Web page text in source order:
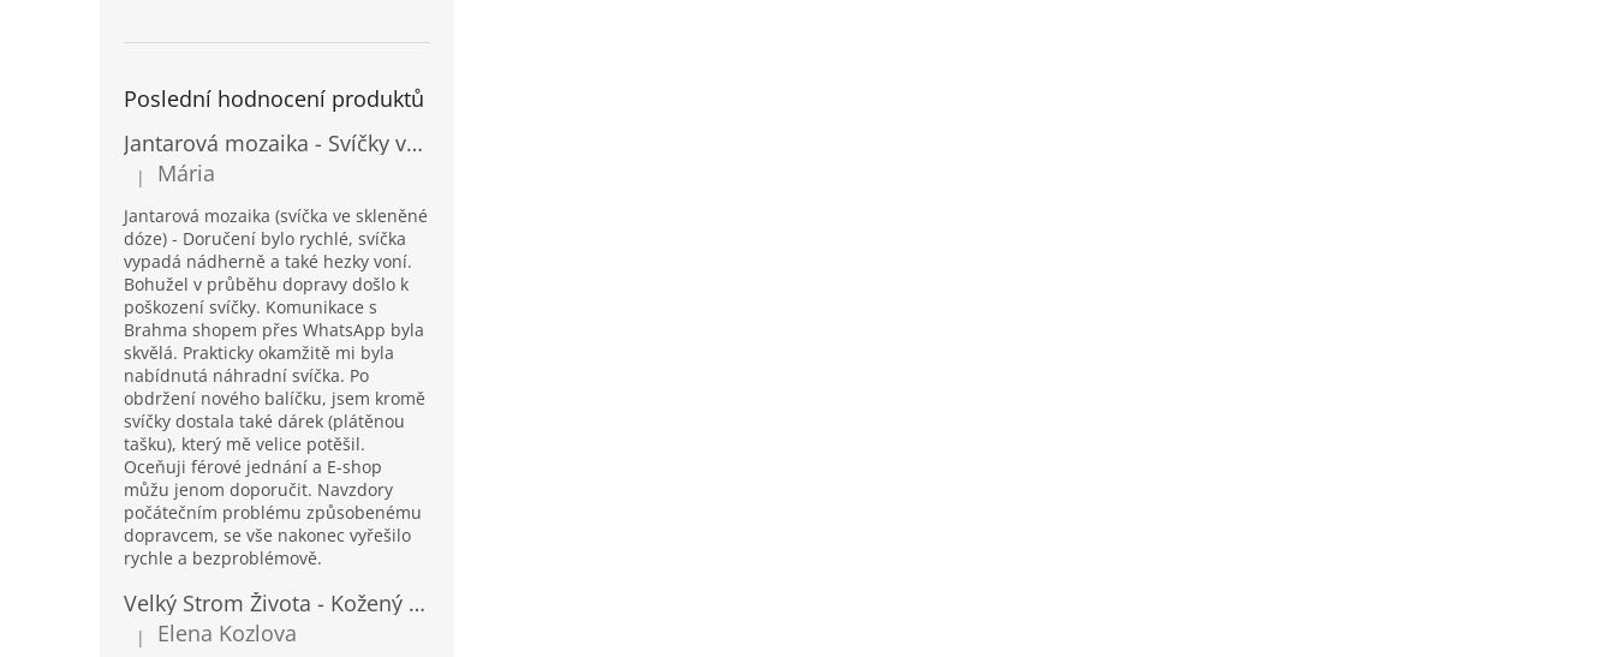
Poslední hodnocení produktů
Jantarová mozaika - Svíčky ve skleněných dózách - Vysoké
Hodnocení produktu je 5 z 5 hvězdiček.
| Mária
Jantarová mozaika (svíčka ve skleněné
dóze) - Doručení bylo rychlé, svíčka
vypadá nádherně a také hezky voní.
Bohužel v průběhu dopravy došlo k
poškození svíčky. Komunikace s
Brahma shopem přes WhatsApp byla
skvělá. Prakticky okamžitě mi byla
nabídnutá náhradní svíčka. Po
obdržení nového balíčku, jsem kromě
svíčky dostala také dárek (plátěnou
tašku), který mě velice potěšil.
Oceňuji férové jednání a E-shop
můžu jenom doporučit. Navzdory
počátečním problému způsobenému
dopravcem, se vše nakonec vyřešilo
rychle a bezproblémově.
Velký Strom Života - Kožený Zápisník se Šňůrkou a Kamínkem - 20x16x2cm - 160 Stran
Hodnocení produktu je 5 z 5 hvězdiček.
| Elena Kozlova